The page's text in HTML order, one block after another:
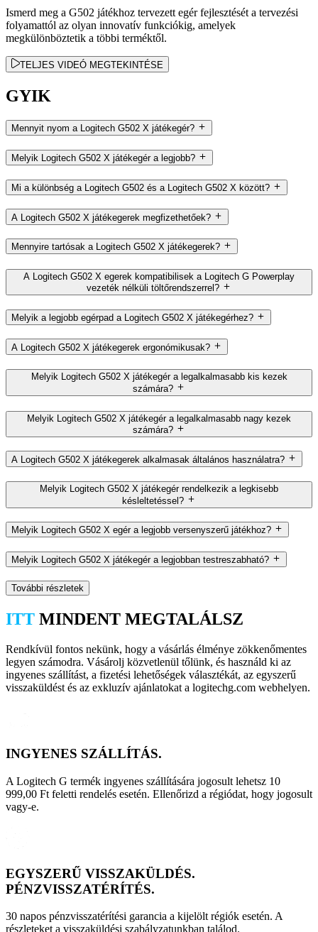
Ismerd meg a G502 játékhoz tervezett egér fejlesztését a tervezési
folyamattól az olyan innovatív funkciókig, amelyek
megkülönböztetik a többi terméktől.
TELJES VIDEÓ MEGTEKINTÉSE
GYIK
Mennyit nyom a Logitech G502 X játékegér?
Melyik Logitech G502 X játékegér a legjobb?
Mi a különbség a Logitech G502 és a Logitech G502 X között?
A Logitech G502 X játékegerek megfizethetőek?
Mennyire tartósak a Logitech G502 X játékegerek?
A Logitech G502 X egerek kompatibilisek a Logitech G Powerplay
vezeték nélküli töltőrendszerrel?
Melyik a legjobb egérpad a Logitech G502 X játékegérhez?
A Logitech G502 X játékegerek ergonómikusak?
Melyik Logitech G502 X játékegér a legalkalmasabb kis kezek
számára?
Melyik Logitech G502 X játékegér a legalkalmasabb nagy kezek
számára?
A Logitech G502 X játékegerek alkalmasak általános használatra?
Melyik Logitech G502 X játékegér rendelkezik a legkisebb
késleltetéssel?
Melyik Logitech G502 X egér a legjobb versenyszerű játékhoz?
Melyik Logitech G502 X játékegér a legjobban testreszabható?
További részletek
ITT MINDENT MEGTALÁLSZ
Rendkívül fontos nekünk, hogy a vásárlás élménye zökkenőmentes
legyen számodra. Vásárolj közvetlenül tőlünk, és használd ki az
ingyenes szállítást, a fizetési lehetőségek választékát, az egyszerű
visszaküldést és az exkluzív ajánlatokat a logitechg.com webhelyen.
INGYENES SZÁLLÍTÁS.
A Logitech G termék ingyenes szállítására jogosult lehetsz 10
999,00 Ft feletti rendelés esetén. Ellenőrizd a régiódat, hogy jogosult
vagy-e.
EGYSZERŰ VISSZAKÜLDÉS.
PÉNZVISSZATÉRÍTÉS.
30 napos pénzvisszatérítési garancia a kijelölt régiók esetén. A
részleteket a visszaküldési szabályzatunkban találod.